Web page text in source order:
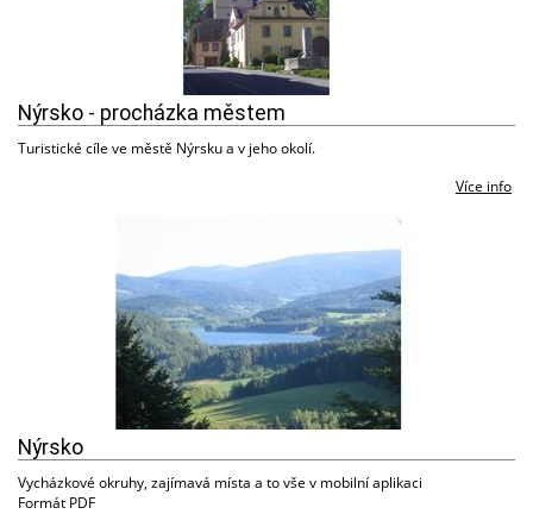
Nýrsko - procházka městem
Turistické cíle ve městě Nýrsku a v jeho okolí.
Více info
Nýrsko
Vycházkové okruhy, zajímavá místa a to vše v mobilní aplikaci
Formát PDF